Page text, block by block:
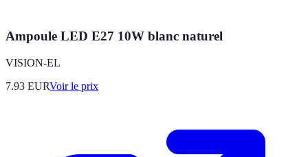
Ampoule LED E27 10W blanc naturel
VISION-EL
7.93 EURVoir le prix